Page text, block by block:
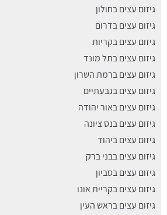
גיזום עצים בחולון
גיזום עצים בדרום
גיזום עצים בקריות
גיזום עצים בתל מונד
גיזום עצים ברמת השרון
גיזום עצים בגבעתיים
גיזום עצים באור יהודה
גיזום עצים בנס ציונה
גיזום עצים ביהוד
גיזום עצים בבני ברק
גיזום עצים בסביון
גיזום עצים בקריית אונו
גיזום עצים בראש העין